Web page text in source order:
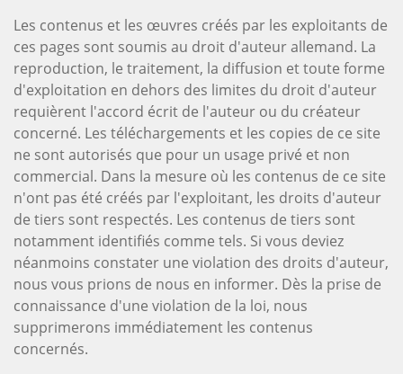
Les contenus et les œuvres créés par les exploitants de
ces pages sont soumis au droit d'auteur allemand. La
reproduction, le traitement, la diffusion et toute forme
d'exploitation en dehors des limites du droit d'auteur
requièrent l'accord écrit de l'auteur ou du créateur
concerné. Les téléchargements et les copies de ce site
ne sont autorisés que pour un usage privé et non
commercial. Dans la mesure où les contenus de ce site
n'ont pas été créés par l'exploitant, les droits d'auteur
de tiers sont respectés. Les contenus de tiers sont
notamment identifiés comme tels. Si vous deviez
néanmoins constater une violation des droits d'auteur,
nous vous prions de nous en informer. Dès la prise de
connaissance d'une violation de la loi, nous
supprimerons immédiatement les contenus
concernés.